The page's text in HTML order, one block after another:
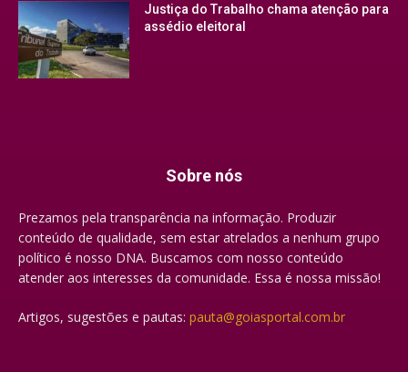
Justiça do Trabalho chama atenção para
assédio eleitoral
Sobre nós
Prezamos pela transparência na informação. Produzir
conteúdo de qualidade, sem estar atrelados a nenhum grupo
político é nosso DNA. Buscamos com nosso conteúdo
atender aos interesses da comunidade. Essa é nossa missão!
Artigos, sugestões e pautas: pauta@goiasportal.com.br